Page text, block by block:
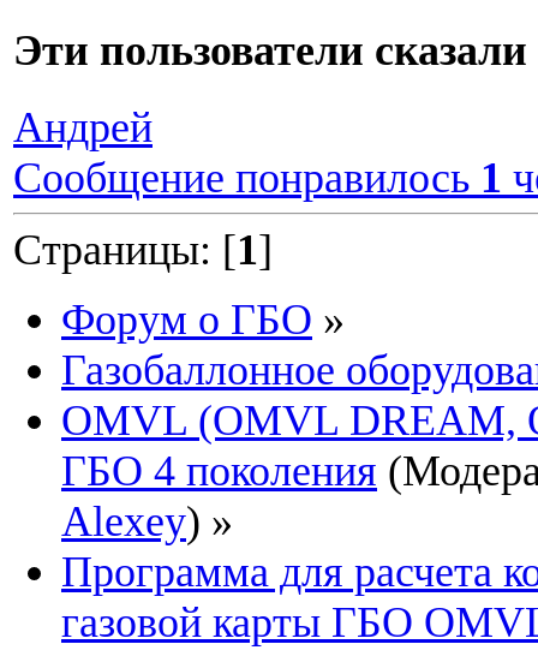
Эти пользователи
Андрей
Сообщение понравилось 1
Страницы: [1]
Форум о ГБО »
Газобаллонное
OMVL (OMVL DREAM,
ГБО 4 поколения
Alexey) »
Программа для расчета
газовой карты ГБО